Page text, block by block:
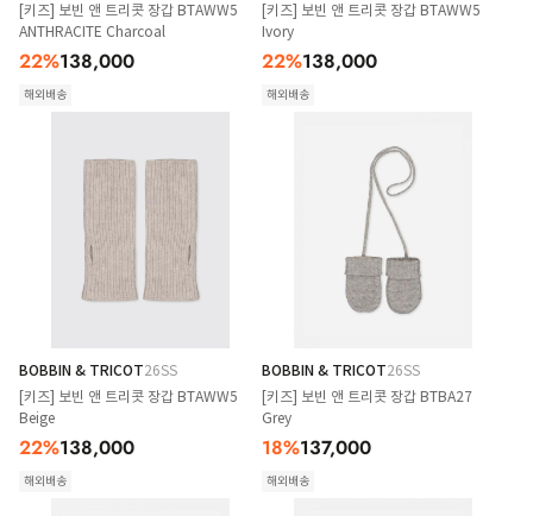
[키즈] 보빈 앤 트리콧 장갑 BTAWW5
ANTHRACITE Charcoal
22%138,000
해외배송
[키즈] 보빈 앤 트리콧 장갑 BTAWW5
Ivory
22%138,000
해외배송
BOBBIN & TRICOT26SS
[키즈] 보빈 앤 트리콧 장갑 BTAWW5
Beige
22%138,000
해외배송
BOBBIN & TRICOT26SS
[키즈] 보빈 앤 트리콧 장갑 BTBA27
Grey
18%137,000
해외배송